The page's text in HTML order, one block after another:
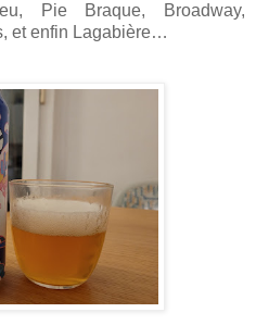
Pie Braque, Broadway,
et enfin Lagabière…